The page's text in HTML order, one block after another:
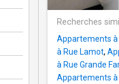
Recherches
Appartements à
à Rue Lamot,
à Rue Grande
Appartements à